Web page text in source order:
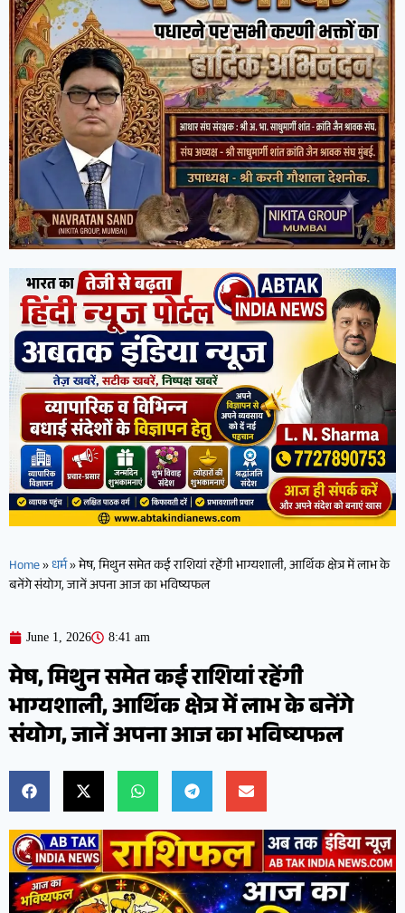
Home»धर्म»मेष, मिथुन समेत कई राशियां रहेंगी भाग्यशाली, आर्थिक क्षेत्र में लाभ के
बनेंगे संयोग, जानें अपना आज का भविष्यफल
June 1, 2026 8:41 am
मेष, मिथुन समेत कई राशियां रहेंगी
भाग्यशाली, आर्थिक क्षेत्र में लाभ के बनेंगे
संयोग, जानें अपना आज का भविष्यफल